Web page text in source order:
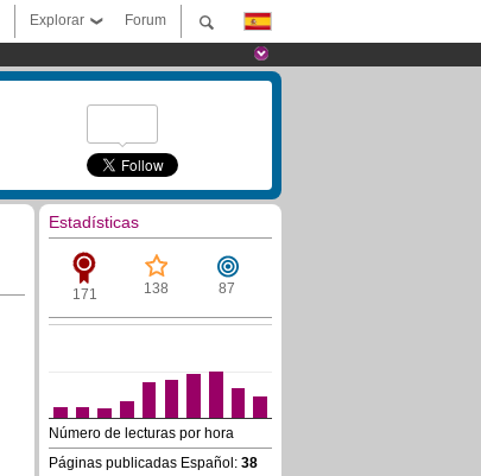
Forum
Explorar
Estadísticas
171 138 87
Número de lecturas por hora
Páginas publicadas Español: 38